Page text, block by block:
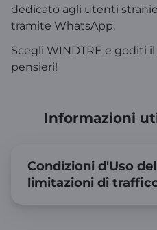
dedicato agli utenti
tramite WhatsApp.
Scegli WINDTRE e goditi
pensieri!
Informazioni
Condizioni d'Uso
limitazioni di